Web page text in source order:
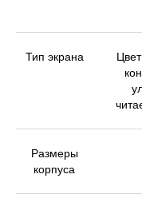
Тип экрана
Размеры
корпуса